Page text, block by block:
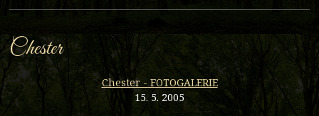
Chester
Chester - FOTOGALERIE
15. 5. 2005